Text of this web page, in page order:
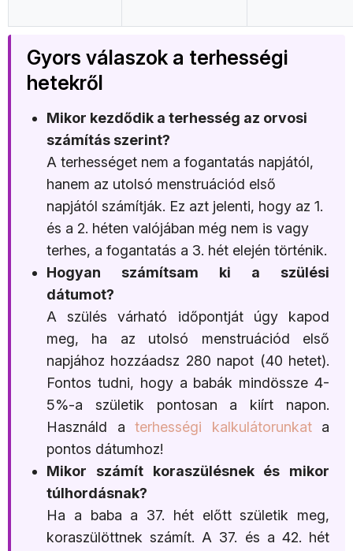
Gyors válaszok a terhességi
hetekről
Mikor kezdődik a terhesség az orvosi
számítás szerint?
A terhességet nem a fogantatás napjától,
hanem az utolsó menstruációd első
napjától számítják. Ez azt jelenti, hogy az 1.
és a 2. héten valójában még nem is vagy
terhes, a fogantatás a 3. hét elején történik.
Hogyan számítsam ki a szülési
dátumot?
A szülés várható időpontját úgy kapod
meg, ha az utolsó menstruációd első
napjához hozzáadsz 280 napot (40 hetet).
Fontos tudni, hogy a babák mindössze 4-
5%-a születik pontosan a kiírt napon.
Használd a terhességi kalkulátorunkata
pontos dátumhoz!
Mikor számít koraszülésnek és mikor
túlhordásnak?
Ha a baba a 37. hét előtt születik meg,
koraszülöttnek számít. A 37. és a 42. hét